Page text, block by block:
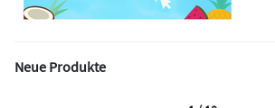
Neue Produkte